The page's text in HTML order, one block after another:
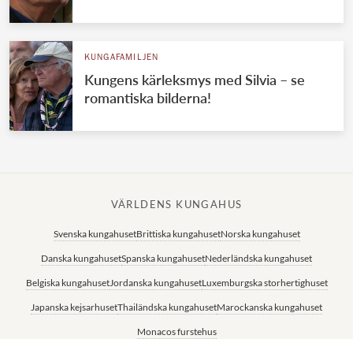
KUNGAFAMILJEN
Kungens kärleksmys med Silvia – se
romantiska bilderna!
VÄRLDENS KUNGAHUS
Svenska kungahusetBrittiska kungahusetNorska kungahuset
Danska kungahusetSpanska kungahusetNederländska kungahuset
Belgiska kungahusetJordanska kungahusetLuxemburgska storhertighuset
Japanska kejsarhusetThailändska kungahusetMarockanska kungahuset
Monacos furstehus